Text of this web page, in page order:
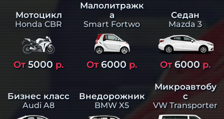
Мотоцикл
Honda CBR
От5000 р.
Малолитражк
а
Smart Fortwo
От6000 р.
Седан
Mazda 3
От6000р.
Бизнес класс
Audi A8
Внедорожник
BMW X5
Микроавтобу
с
VW Transporter